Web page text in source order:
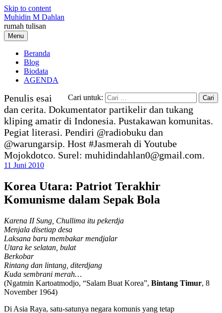
Skip to content
Muhidin M Dahlan
rumah tulisan
Menu
Beranda
Blog
Biodata
AGENDA
Cari untuk:
Penulis esai
dan cerita. Dokumentator partikelir dan tukang
kliping amatir di Indonesia. Pustakawan komunitas.
Pegiat literasi. Pendiri @radiobuku dan
@warungarsip. Host #Jasmerah di Youtube
Mojokdotco. Surel: muhidindahlan0@gmail.com.
11 Juni 2010
Korea Utara: Patriot Terakhir
Komunisme dalam Sepak Bola
Karena II Sung, Chullima itu pekerdja
Menjala disetiap desa
Laksana baru membakar mendjalar
Utara ke selatan, bulat
Berkobar
Rintang dan lintang, diterdjang
Kuda sembrani merah…
(Ngatmin Kartoatmodjo, “Salam Buat Korea”, Bintang Timur, 8
November 1964)
Di Asia Raya, satu-satunya negara komunis yang tetap